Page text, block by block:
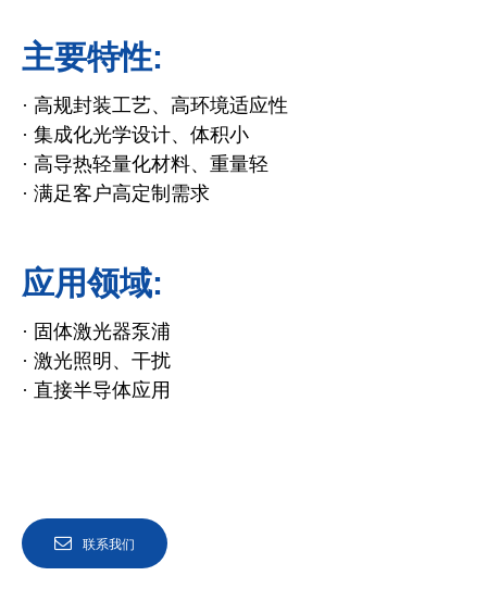
主要特性:
· 高规封装工艺、高环境适应性
· 集成化光学设计、体积小
· 高导热轻量化材料、重量轻
· 满足客户高定制需求
应用领域:
· 固体激光器泵浦
· 激光照明、干扰
· 直接半导体应用
联系我们